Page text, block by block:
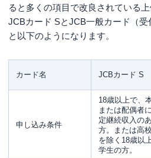
ると多くの項目で改良されている
JCBカード SとJCB一般カード（
と以下のようになります。
カード名 JCBカード S
申し込み条件
18歳以上で、
または配偶者
定継続収入の
方。または高
を除く18歳以
学生の方。